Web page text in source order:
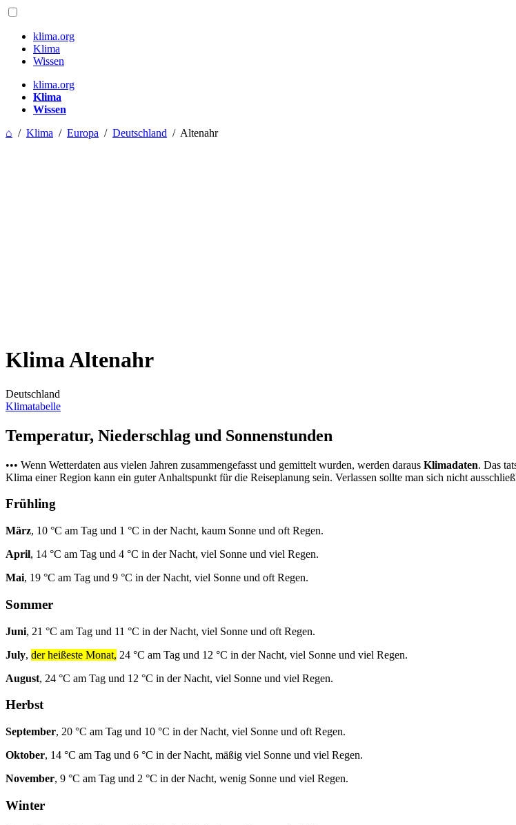
klima.org
Klima
Wissen
klima.org
Klima
Wissen
⌂ / Klima / Europa / Deutschland / Altenahr
Klima Altenahr
Deutschland
Klimatabelle
Temperatur, Niederschlag und Sonnenstunden
••• Wenn Wetterdaten aus vielen Jahren zusammengefasst und gemittelt wurden, werden daraus Klimadaten. Das
Klima einer Region kann ein guter Anhaltspunkt für die Reiseplanung sein. Verlassen sollte man sich nicht
Frühling
März, 10 °C am Tag und 1 °C in der Nacht, kaum Sonne und oft Regen.
April, 14 °C am Tag und 4 °C in der Nacht, viel Sonne und viel Regen.
Mai, 19 °C am Tag und 9 °C in der Nacht, viel Sonne und oft Regen.
Sommer
Juni, 21 °C am Tag und 11 °C in der Nacht, viel Sonne und oft Regen.
July, der heißeste Monat, 24 °C am Tag und 12 °C in der Nacht, viel Sonne und viel Regen.
August, 24 °C am Tag und 12 °C in der Nacht, viel Sonne und viel Regen.
Herbst
September, 20 °C am Tag und 10 °C in der Nacht, viel Sonne und oft Regen.
Oktober, 14 °C am Tag und 6 °C in der Nacht, mäßig viel Sonne und viel Regen.
November, 9 °C am Tag und 2 °C in der Nacht, wenig Sonne und viel Regen.
Winter